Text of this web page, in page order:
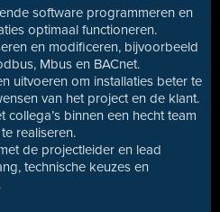
software programmeren en
optimaal functioneren.
en modificeren, bijvoorbeeld
Mbus en BACnet.
uitvoeren om installaties beter te
van het project en de klant.
collega’s binnen een hecht team
realiseren.
de projectleider en lead
technische keuzes en